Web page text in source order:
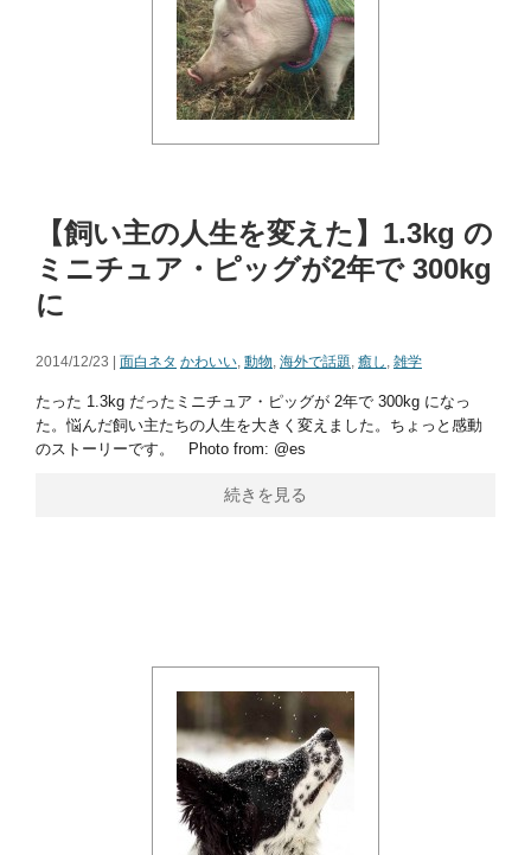
【飼い主の人生を変えた】1.3kg の
ミニチュア・ピッグが2年で 300kg
に
2014/12/23 | 面白ネタ かわいい, 動物, 海外で話題, 癒し , 雑学
たった 1.3kg だったミニチュア・ピッグが 2年で 300kg になっ
た。悩んだ飼い主たちの人生を大きく変えました。ちょっと感動
のストーリーです。 Photo from: @es
続きを見る